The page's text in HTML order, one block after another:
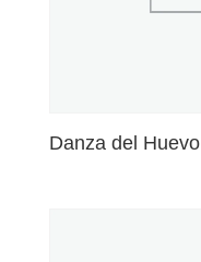
Danza del Huevo